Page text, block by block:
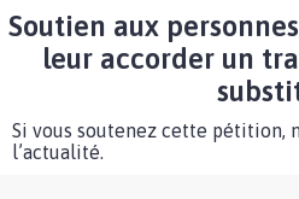
Soutien aux
leur accorder un
Si vous soutenez cette pétition,
l’actualité.